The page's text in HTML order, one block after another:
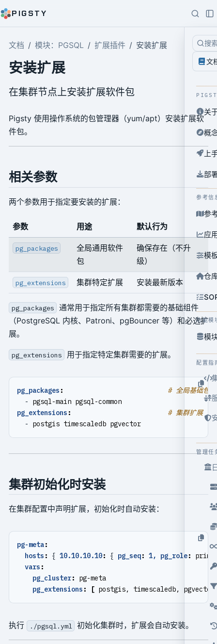
PIGSTY
搜
文
关
概
上
部
参考信
参
应
模
仓
功能模
模
配置指
管理任
文档 模块：PGSQL 扩展插件 安装扩展
安装扩展
在集群节点上安装扩展软件包
Pigsty 使用操作系统的包管理器（yum/apt）安装扩展软
件包。
相关参数
两个参数用于指定要安装的扩展：
参数 用途 默认行为
pg_packages
全局通用软件
包
确保存在（不升
级）
pg_extensions 集群特定扩展 安装最新版本
pg_packages
通常用于指定所有集群都需要的基础组件
（PostgreSQL 内核、Patroni、pgBouncer 等）和必选扩
展。
pg_extensions 用于指定特定集群需要的扩展。
pg_packages :
# 全局基础包
- pgsql-main pgsql-common
pg_extensions :
# 集群扩展
- postgis timescaledb pgvector
集群初始化时安装
在集群配置中声明扩展，初始化时自动安装：
pg-meta:
hosts : { 10.10.10.10: { pg_seq: 1, pg_role:
vars :
pg_cluster:
pg-meta
pg_extensions : [ postgis, timescaledb,
执行 ./pgsql.yml 初始化集群时，扩展会自动安装。